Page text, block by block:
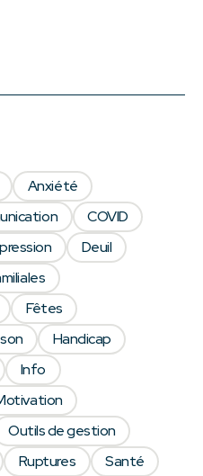
Anxiété
COVID
Deuil
Fêtes
Handicap
Info
Outils de gestion
Ruptures Santé